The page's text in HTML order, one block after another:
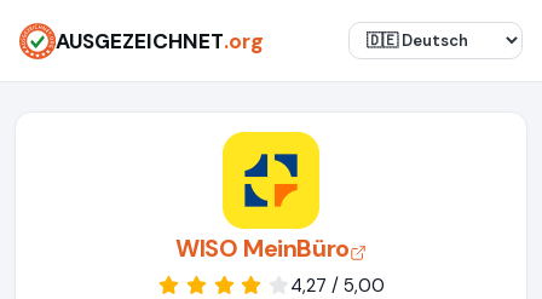
AUSGEZEICHNET.org
WISO MeinBüro
4,27 / 5,00